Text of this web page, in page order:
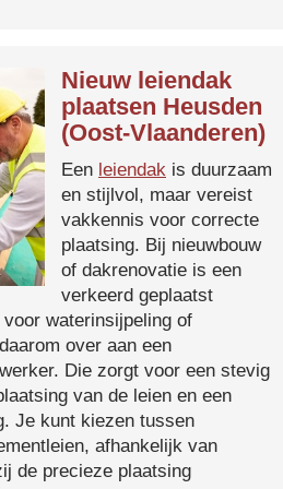
Nieuw leiendak
plaatsen Heusden
(Oost-Vlaanderen)
Een leiendak is duurzaam
en stijlvol, maar vereist
vakkennis voor correcte
plaatsing. Bij nieuwbouw
of dakrenovatie is een
verkeerd geplaatst
waterinsijpeling of
over aan een
Die zorgt voor een stevig
van de leien en een
Je kunt kiezen tussen
afhankelijk van
de precieze plaatsing